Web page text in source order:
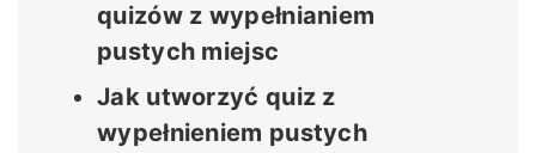
quizów z wypełnianiem
pustych miejsc
Jak utworzyć quiz z
wypełnieniem pustych